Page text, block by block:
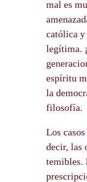
mal es
católica
legítima.
espíritu
la
filosofía.
Los
decir, las
temibles.